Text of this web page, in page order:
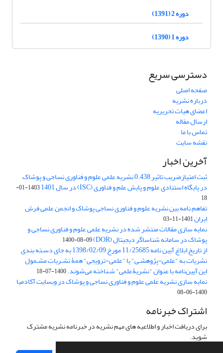
دوره 2 (1391)
دوره 1 (1390)
دسترسی سریع
صفحه اصلی
درباره نشریه
اعضای هیات تحریریه
ارسال مقاله
تماس با ما
نقشه سایت
آخرین اخبار
ثبت امتیازضریب تاثیر 0.438 نشریه علمی علوم و فناوری نساجی و پوشاک
در پایگاه استنادی علوم و پایش علم و فناوری (ISC) در سال 1401
1403-01-
18
تفاهم نامه بین نشریه علوم و فناوری نساجی پوشاک و انجمن علمی فرش
ایران1401-11-03
نمایه سازی مقالات منتشر شده در نشریه علمی علوم و فناوری نساجی و
پوشاک در سامانه شناساگر دیجیتال (DOR) 1400-08-09
از تاریخ ابلاغ آیین نامه 11/25685 مورخ 1398/02/09 به جای دسـته بندی
نشریات به "علمی-پژوهشـی" یا "علمی-ترویجی" همۀ نشـریاتِ مشـمول
این آیین‌نامه با عنوان "نشریۀعلمی" شـناخته می‌شوند.1400-07-18
نمایه سازی نشریه علمی علوم و فناوری نساجی و پوشاک در وبسایت آکادمیا
1400-06-08
اشتراک خبرنامه
برای دریافت اخبار و اطلاعیه های مهم نشریه در خبرنامه نشریه مشترک
شوید.